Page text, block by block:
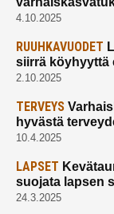
4.10.2025
RUUHKAVUODET
siirrä köyhyyttä
2.10.2025
TERVEYS
hyvästä
10.4.2025
LAPSET
suojata lapsen
24.3.2025